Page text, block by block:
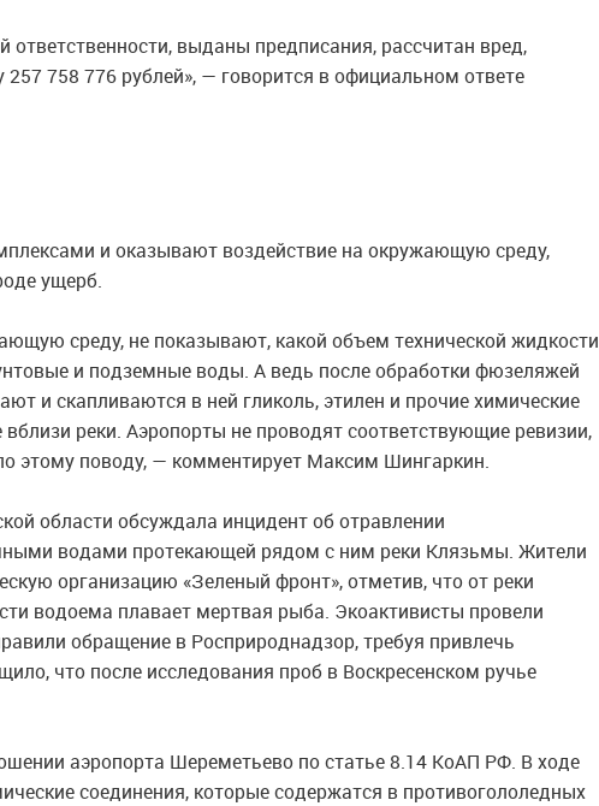
выданы предписания, рассчитан вред,
758 776 рублей», — говорится в официальном ответе
и оказывают воздействие на окружающую среду,
ущерб.
среду, не показывают, какой объем технической жидкости
и подземные воды. А ведь после обработки фюзеляжей
и скапливаются в ней гликоль, этилен и прочие химические
реки. Аэропорты не проводят соответствующие ревизии,
этому поводу, — комментирует Максим Шингаркин.
области обсуждала инцидент об отравлении
водами протекающей рядом с ним реки Клязьмы. Жители
организацию «Зеленый фронт», отметив, что от реки
водоема плавает мертвая рыба. Экоактивисты провели
обращение в Росприроднадзор, требуя привлечь
что после исследования проб в Воскресенском ручье
аэропорта Шереметьево по статье 8.14 КоАП РФ. В ходе
соединения, которые содержатся в противогололедных